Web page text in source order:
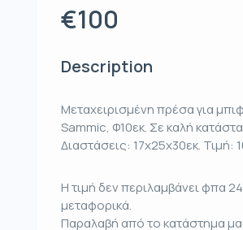
€100
Description
Μεταχειρισμένη πρέσα για
Sammic, Φ10εκ. Σε καλή
Διαστάσεις: 17x25x30εκ. Τιμή:
Η τιμή δεν περιλαμβάνει φπα
μεταφορικά.
Παραλαβή από το κατάστημα